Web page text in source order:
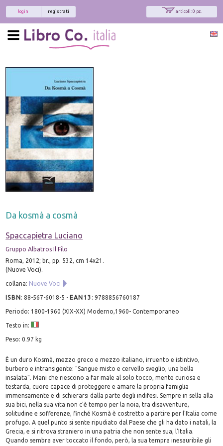
articoli: 0 pz.
registrati
login
Da kosmà a cosmà
Spaccapietra Luciano
Gruppo Albatros Il Filo
Roma, 2012; br., pp. 532, cm 14x21.
(Nuove Voci).
collana: Nuove Voci
ISBN:88-567-6018-5 - EAN13 :9788856760187
Periodo: 1800-1960 (XIX-XX) Moderno,1960- Contemporaneo
Testo in:
Peso: 0.97 kg
È un duro Kosmà, mezzo greco e mezzo italiano, irruento e istintivo,
burbero e intransigente: "Sangue misto e cervello sveglio, una bella
insalata". Mani che riescono a far male al solo tocco, mente curiosa e
testarda, cuore capace di proteggere e amare la propria famiglia
immensamente e di schierarsi dalla parte degli indifesi. Sempre in sella alla
sua bici, nella sua vita non c'è tempo per la noia, tra disavventure,
solitudine e sofferenze, finché Kosmà è costretto a partire per l'Italia come
profugo. A quel punto si sente ripudiato dal Paese che gli ha dato i natali, la
Grecia, e si ritrova straniero in una patria che non sente sua, l'Italia.
Quando sembra aver toccato il fondo, però, la sua tempra inesauribile gli